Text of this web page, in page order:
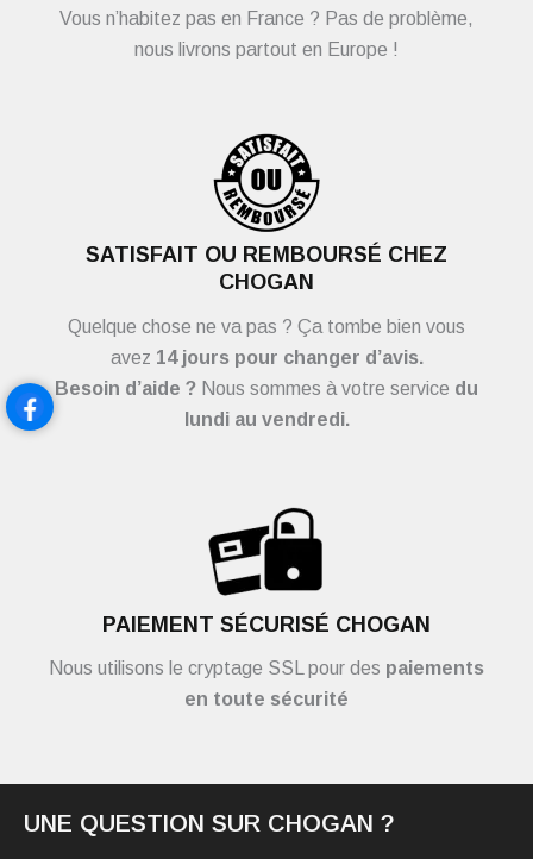
Vous n’habitez pas en France ? Pas de problème,
nous livrons partout en Europe !
SATISFAIT OU REMBOURSÉ CHEZ
CHOGAN
Quelque chose ne va pas ? Ça tombe bien vous
avez 14 jours pour changer d’avis.
Besoin d’aide ? Nous sommes à votre service du
lundi au vendredi.
PAIEMENT SÉCURISÉ CHOGAN
Nous utilisons le cryptage SSL pour des paiements
en toute sécurité
UNE QUESTION SUR CHOGAN ?